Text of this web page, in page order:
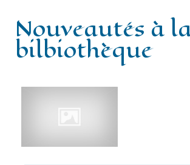
Escòla G. Febus
Nouveautés à
bilbiothèque